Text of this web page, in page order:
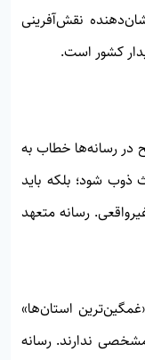
نقش‌آفرینی
کشور است.
در رسانه‌ها خطاب به
ذوب شود؛ بلکه باید
رسانه متعهد
استان‌ها»
ندارند. رسانه